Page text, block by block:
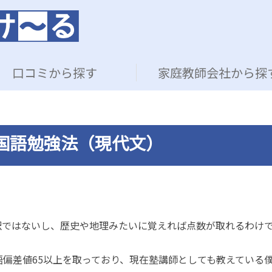
口コミから探す 家庭教師会社から探
勉強法（現代文）
はないし、歴史や地理みたいに覚えれば点数が取れるわけ
差値65以上を取っており、現在塾講師としても教えている